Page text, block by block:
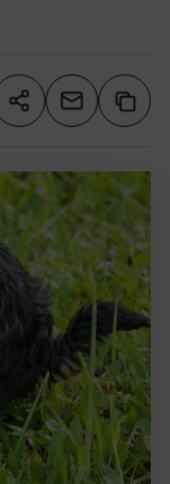
Compartir